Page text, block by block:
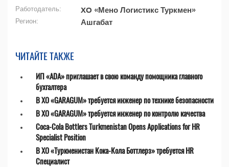
Работодатель: XO «Мено Логистикс Туркмен»
Регион: Ашгабат
ЧИТАЙТЕ ТАКЖЕ
ИП «ADA» приглашает в свою команду помощника главного
бухгалтера
В ХО «GARAGUM» требуется инженер по технике безопасности
В ХО «GARAGUM» требуется инженер по контролю качества
Coca-Cola Bottlers Turkmenistan Opens Applications for HR
Specialist Position
В ХО «Туркменистан Кока-Кола Боттлерз» требуется HR
Специалист